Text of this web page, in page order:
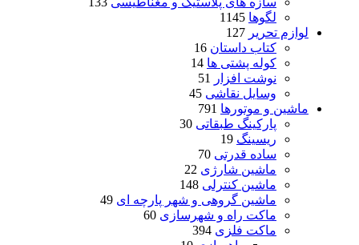
لگوها
1145
لوازم تحریر 127
کتاب داستان 16
کوله پشتی ها 14
نوشت افزار 51
وسایل نقاشی 45
ماشین و موتورها 791
پارکینگ طبقاتی 30
ریسینگ 19
ساده قدرتی 70
ماشین شارژی 22
ماشین کنترلی 148
ماشین گروهی و شهر پارچه ای 49
ماکت راه و شهرسازی 60
ماکت فلزی 394